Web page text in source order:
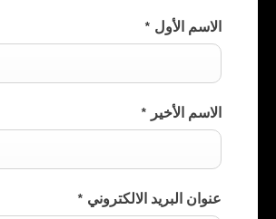
الاسم الأول *
الاسم الأخير *
عنوان البريد الالكتروني *